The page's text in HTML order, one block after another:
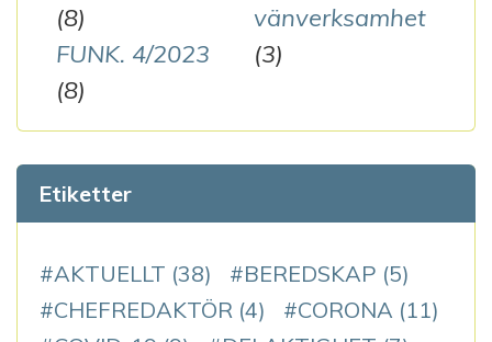
(8)
FUNK. 4/2023
(8)
vänverksamhet
(3)
Etiketter
AKTUELLT (38) BEREDSKAP (5)
CHEFREDAKTÖR (4) CORONA (11)